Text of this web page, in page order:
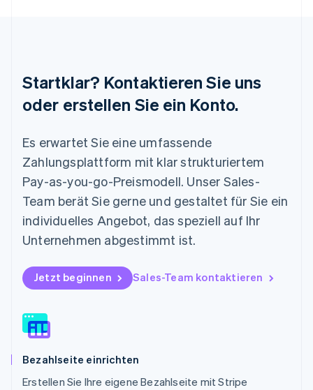
Startklar? Kontaktieren Sie uns
oder erstellen Sie ein Konto.
Es erwartet Sie eine umfassende
Zahlungsplattform mit klar strukturiertem
Pay-as-you-go-Preismodell. Unser Sales-
Team berät Sie gerne und gestaltet für Sie ein
individuelles Angebot, das speziell auf Ihr
Unternehmen abgestimmt ist.
Jetzt beginnen Sales-Team kontaktieren
Bezahlseite einrichten
Erstellen Sie Ihre eigene Bezahlseite mit Stripe
English
EspañolEnglish
English
NederlandsEnglish
Norwegen
English
Österreich
Deutsch English
Polen
Portugal
PortuguêsEnglish
Rumänien
Schweden
Svenska
DeutschFrançaisItaliano
Singapur